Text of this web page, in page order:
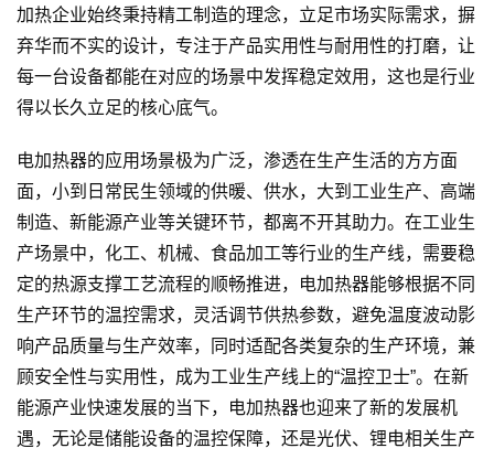
加热企业始终秉持精工制造的理念，立足市场实际需求，摒
弃华而不实的设计，专注于产品实用性与耐用性的打磨，让
每一台设备都能在对应的场景中发挥稳定效用，这也是行业
得以长久立足的核心底气。
电加热器的应用场景极为广泛，渗透在生产生活的方方面
面，小到日常民生领域的供暖、供水，大到工业生产、高端
制造、新能源产业等关键环节，都离不开其助力。在工业生
产场景中，化工、机械、食品加工等行业的生产线，需要稳
定的热源支撑工艺流程的顺畅推进，电加热器能够根据不同
生产环节的温控需求，灵活调节供热参数，避免温度波动影
响产品质量与生产效率，同时适配各类复杂的生产环境，兼
顾安全性与实用性，成为工业生产线上的“温控卫士”。在新
能源产业快速发展的当下，电加热器也迎来了新的发展机
遇，无论是储能设备的温控保障，还是光伏、锂电相关生产